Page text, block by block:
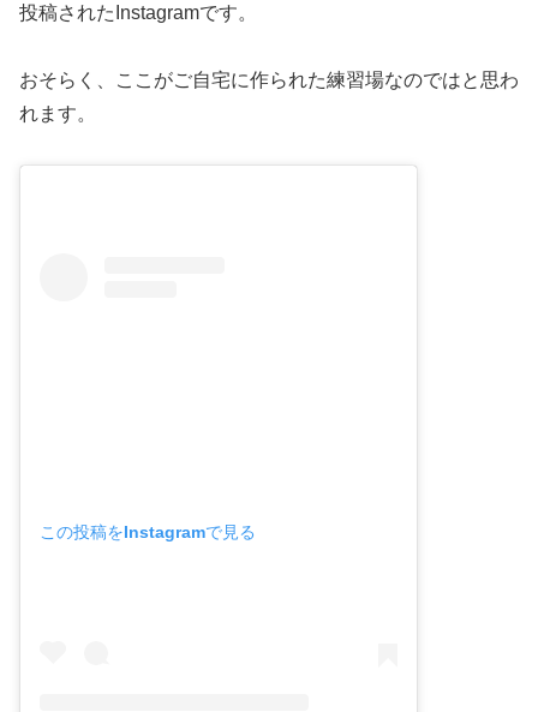
投稿されたInstagramです。
おそらく、ここがご自宅に作られた練習場なのではと思わ
れます。
この投稿をInstagramで見る